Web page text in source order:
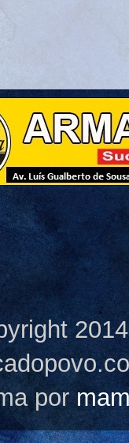
por